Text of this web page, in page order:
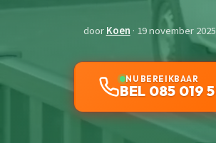
doorKoen · 19 november 2025
NU BEREIKBAAR
BEL 085 019